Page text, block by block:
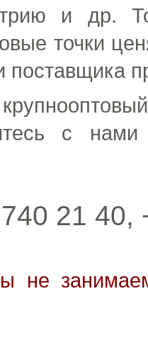
и др.
точки
поставщика
с
21 40,
не